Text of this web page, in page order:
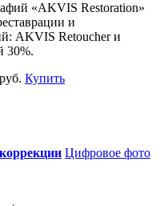
«AKVIS Restoration»
и
AKVIS Retoucher и
30%.
Купить
Цифровое фото